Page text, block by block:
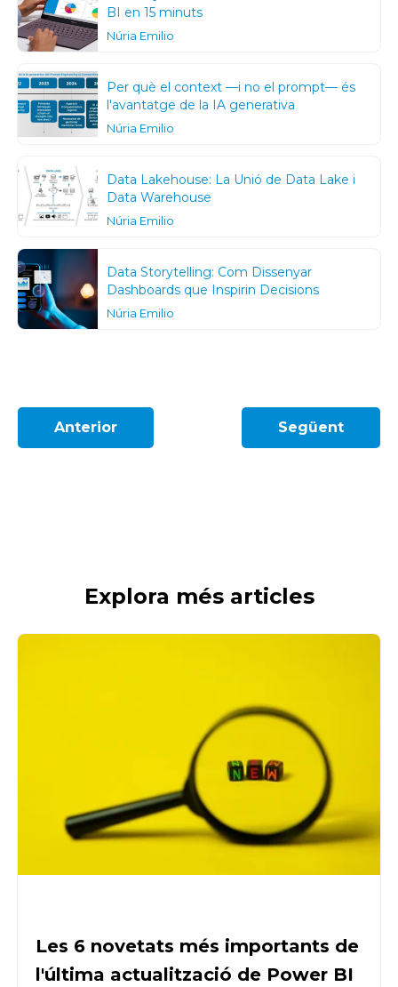
BI en 15 minuts
Núria Emilio
Per què el context —i no el prompt— és
l'avantatge de la IA generativa
Núria Emilio
Data Lakehouse: La Unió de Data Lake i
Data Warehouse
Núria Emilio
Data Storytelling: Com Dissenyar
Dashboards que Inspirin Decisions
Núria Emilio
Anterior Següent
Explora més articles
Les 6 novetats més importants de
l'última actualització de Power BI